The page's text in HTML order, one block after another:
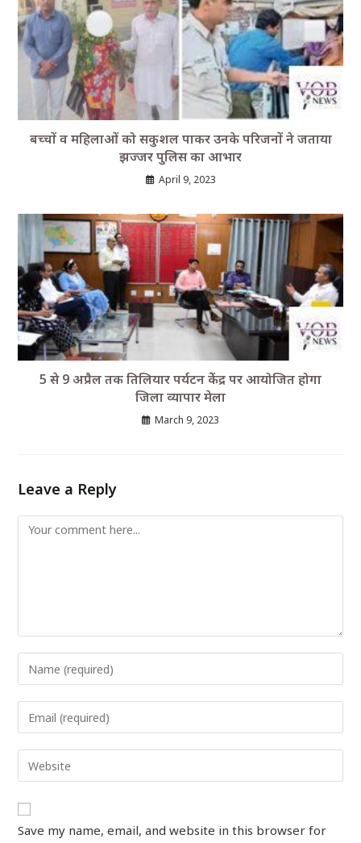
बच्चों व महिलाओं को सकुशल पाकर उनके परिजनों ने जताया
झज्जर पुलिस का आभार
April 9, 2023
5 से 9 अप्रैल तक तिलियार पर्यटन केेंद्र पर आयोजित होगा
जिला व्यापार मेला
March 9, 2023
Leave a Reply
Save my name, email, and website in this browser for